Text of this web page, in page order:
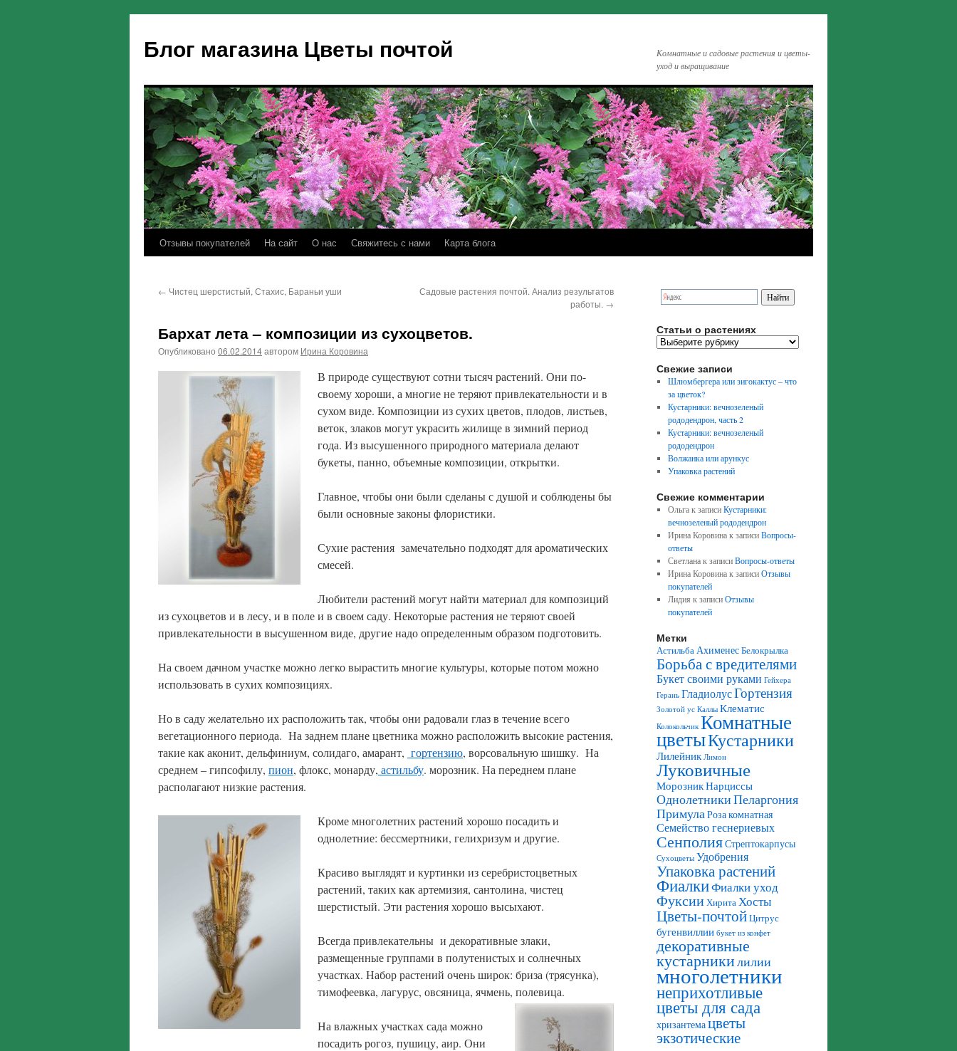
Блог магазина Цветы почтой
Комнатные и садовые растения и цветы-
уход и выращивание
Отзывы покупателей На сайт O нас Свяжитесь с нами Карта блога
← Чистец шерстистый, Стахис, Бараньи уши
Садовые растения почтой. Анализ результатов
работы. →
Бархат лета – композиции из сухоцветов.
Опубликовано 06.02.2014автором Ирина Коровина
В природе существуют сотни тысяч растений. Они по-
своему хороши, а многие не теряют привлекательности и в
сухом виде. Композиции из сухих цветов, плодов, листьев,
веток, злаков могут украсить жилище в зимний период
года. Из высушенного природного материала делают
букеты, панно, объемные композиции, открытки.
Главное, чтобы они были сделаны с душой и соблюдены бы
были основные законы флористики.
Сухие растения замечательно подходят для ароматических
смесей.
Любители растений могут найти материал для композиций
из сухоцветов и в лесу, и в поле и в своем саду. Некоторые растения не теряют своей
привлекательности в высушенном виде, другие надо определенным образом подготовить.
На своем дачном участке можно легко вырастить многие культуры, которые потом можно
использовать в сухих композициях.
Но в саду желательно их расположить так, чтобы они радовали глаз в течение всего
вегетационного периода. На заднем плане цветника можно расположить высокие растения,
такие как аконит, дельфиниум, солидаго, амарант, гортензию, ворсовальную шишку. На
среднем – гипсофилу, пион, флокс, монарду, астильбу. морозник. На переднем плане
располагают низкие растения.
Кроме многолетних растений хорошо посадить и
однолетние: бессмертники, гелихризум и другие.
Красиво выглядят и куртинки из серебристоцветных
растений, таких как артемизия, сантолина, чистец
шерстистый. Эти растения хорошо высыхают.
Всегда привлекательны и декоративные злаки,
размещенные группами в полутенистых и солнечных
участках. Набор растений очень широк: бриза (трясунка),
тимофеевка, лагурус, овсяница, ячмень, полевица.
На влажных участках сада можно
посадить рогоз, пушицу, аир. Они
Статьи о растениях
Свежие записи
Шлюмбергера или зигокактус – что
за цветок?
Кустарники: вечнозеленый
рододендрон, часть 2
Кустарники: вечнозеленый
рододендрон
Волжанка или арункус
Упаковка растений
Свежие комментарии
Ольгак записиКустарники:
вечнозеленый рододендрон
Ирина Коровинак записиВопросы-
ответы
Светланак записиВопросы-ответы
Ирина Коровинак записиОтзывы
покупателей
Лидия к записиОтзывы
покупателей
Метки
АстильбаАхименесБелокрылка
Борьба с вредителями
Букет своими руками Гейхера
Герань ГладиолусГортензия
Золотой ус Каллы Клематис
Колокольчик Комнатные
цветыКустарники
Лилейник Лимон
Луковичные
МорозникНарциссы
ОднолетникиПеларгония
ПримулаРоза комнатная
Семейство геснериевых
СенполияСтрептокарпусы
Сухоцветы Удобрения
Упаковка растений
ФиалкиФиалки уход
ФуксииХиритаХосты
Цветы-почтойЦитрус
бугенвиллии букет из конфет
декоративные
кустарникилилии
многолетники
неприхотливые
цветы для сада
хризантемацветы
экзотические